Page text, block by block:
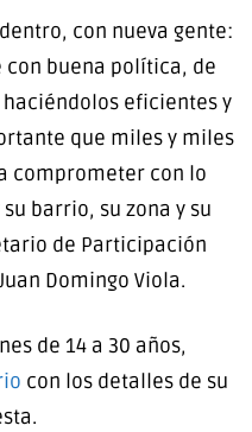
con nueva gente:
buena política, de
eficientes y
que miles y miles
comprometer con lo
barrio, su zona y su
de Participación
Domingo Viola.
de 14 a 30 años,
con los detalles de su